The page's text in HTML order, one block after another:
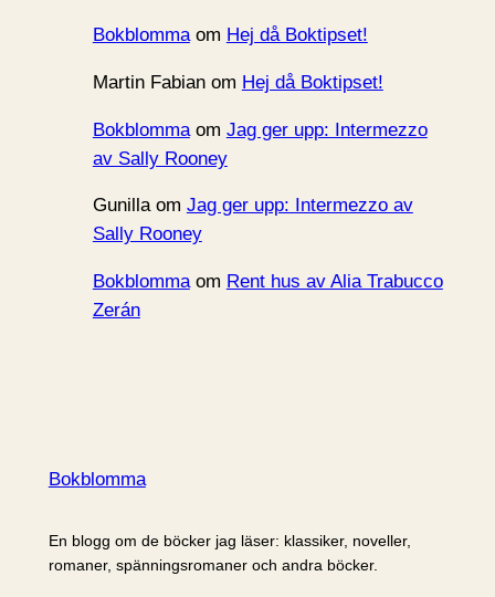
Bokblommaom Hej då Boktipset!
Martin Fabianom Hej då Boktipset!
Bokblommaom Jag ger upp: Intermezzo
av Sally Rooney
Gunillaom Jag ger upp: Intermezzo av
Sally Rooney
Bokblommaom Rent hus av Alia Trabucco
Zerán
Bokblomma
En blogg om de böcker jag läser: klassiker, noveller,
romaner, spänningsromaner och andra böcker.